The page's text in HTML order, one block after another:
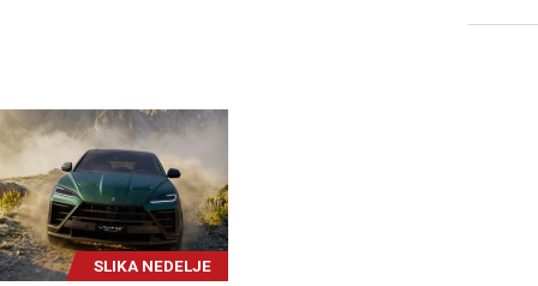
SLIKA NEDELJE